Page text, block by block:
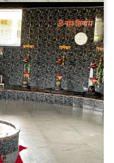
छत्रपती संभाजीनगर